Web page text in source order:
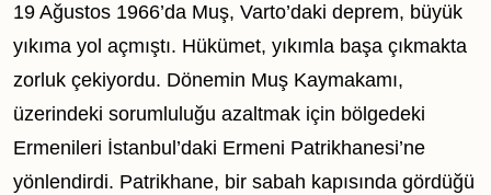
19 Ağustos 1966’da Muş, Varto’daki deprem, büyük
yıkıma yol açmıştı. Hükümet, yıkımla başa çıkmakta
zorluk çekiyordu. Dönemin Muş Kaymakamı,
üzerindeki sorumluluğu azaltmak için bölgedeki
Ermenileri İstanbul’daki Ermeni Patrikhanesi’ne
yönlendirdi. Patrikhane, bir sabah kapısında gördüğü